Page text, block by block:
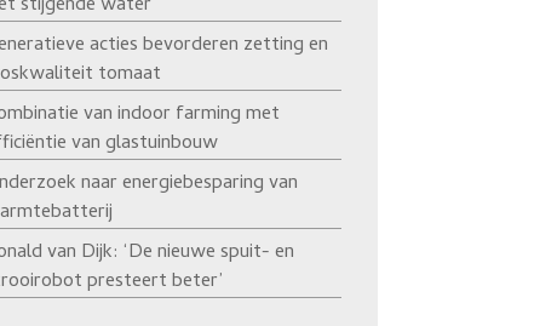
acties bevorderen zetting en
tomaat
van indoor farming met
van glastuinbouw
naar energiebesparing van
van Dijk: ‘De nieuwe spuit- en
presteert beter’